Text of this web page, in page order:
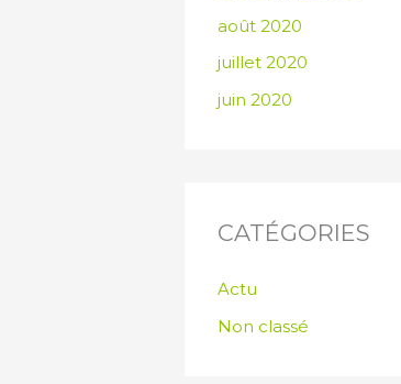
août 2020
juillet 2020
juin 2020
CATÉGORIES
Actu
Non classé